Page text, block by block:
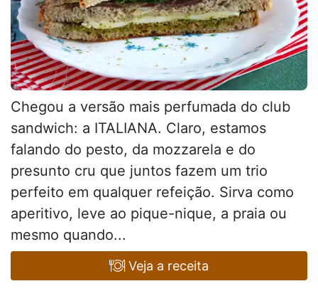
Chegou a versão mais perfumada do club
sandwich: a ITALIANA. Claro, estamos
falando do pesto, da mozzarela e do
presunto cru que juntos fazem um trio
perfeito em qualquer refeição. Sirva como
aperitivo, leve ao pique-nique, a praia ou
mesmo quando...
Veja a receita